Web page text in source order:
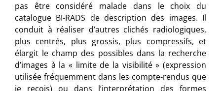
pas être considéré malade dans le choix du
catalogue BI-RADS de description des images. Il
conduit à réaliser d’autres clichés radiologiques,
plus centrés, plus grossis, plus compressifs, et
élargit le champ des possibles dans la recherche
d’images à la « limite de la visibilité » (expression
utilisée fréquemment dans les compte-rendus que
je reçois) ou dans l’interprétation des formes